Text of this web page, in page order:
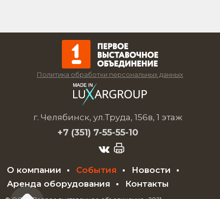
Политика обработки персональных данных
г. Челябинск, ул.Труда, 156в, 1 этаж
+7 (351) 7-55-55-10
О компании События
Новости
Аренда оборудования
Контакты